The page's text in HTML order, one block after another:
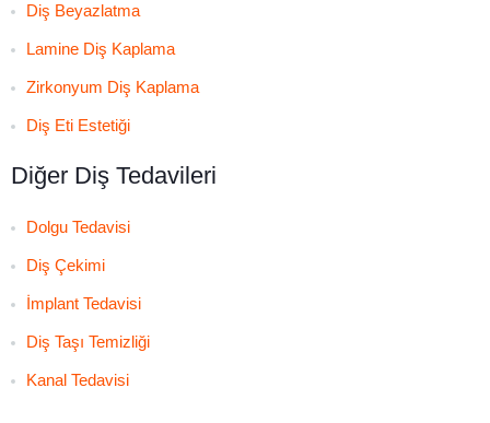
Diş Beyazlatma
Lamine Diş Kaplama
Zirkonyum Diş Kaplama
Diş Eti Estetiği
Diğer Diş Tedavileri
Dolgu Tedavisi
Diş Çekimi
İmplant Tedavisi
Diş Taşı Temizliği
Kanal Tedavisi